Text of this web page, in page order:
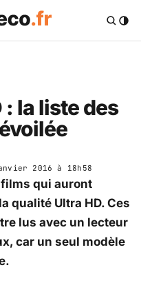
: la liste des
2016 à 18h58
qui auront
qualité Ultra HD. Ces
lus avec un lecteur
car un seul modèle